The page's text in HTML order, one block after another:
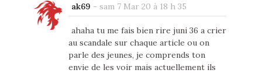
ak69 - sam 7 Mar 20 à 18 h 35
ahaha tu me fais bien rire juni 36 a crier
au scandale sur chaque article ou on
parle des jeunes, je comprends ton
envie de les voir mais actuellement ils